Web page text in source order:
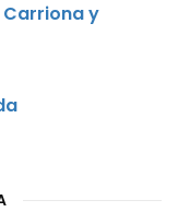
Carriona y